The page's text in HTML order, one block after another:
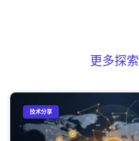
更多探索
技术分享